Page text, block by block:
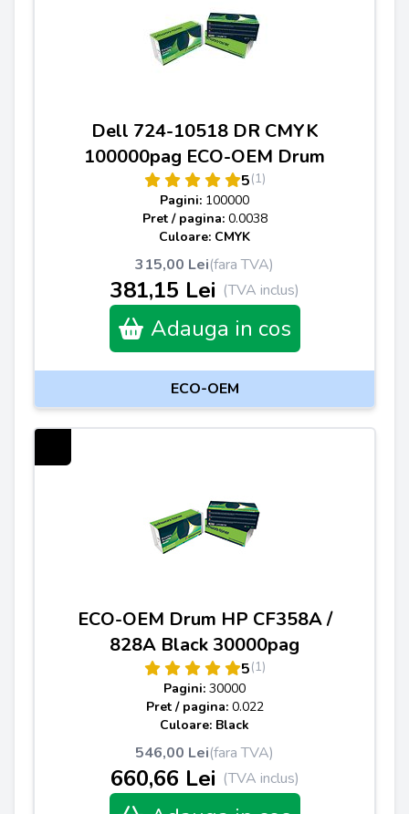
Dell 724-10518 DR CMYK
100000pag ECO-OEM Drum
5(1)
Pagini: 100000
Pret / pagina: 0.0038
Culoare: CMYK
315,00 Lei(fara TVA)
381,15 Lei (TVA inclus)
Adauga in cos
ECO-OEM
ECO-OEM Drum HP CF358A /
828A Black 30000pag
5(1)
Pagini: 30000
Pret / pagina: 0.022
Culoare: Black
546,00 Lei(fara TVA)
660,66 Lei (TVA inclus)